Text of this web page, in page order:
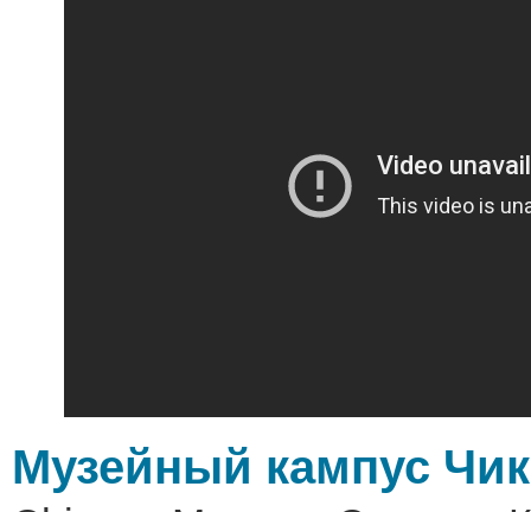
Музейный кампус